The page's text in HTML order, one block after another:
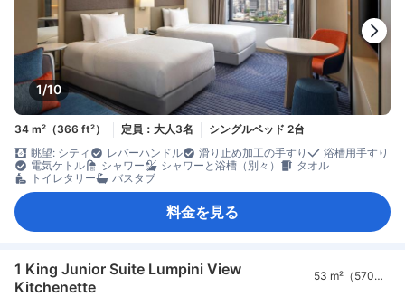
1/10
34 m²（366 ft²） 定員：大人3名
シングルベッド 2台
眺望: シティ
レバーハンドル 滑り止め加工の手すり
浴槽用手すり
電気ケトル
シャワー シャワーと浴槽（別々）
タオル
トイレタリー
バスタブ
料金を見る
1 King Junior Suite Lumpini View
Kitchenette
53 m²（570